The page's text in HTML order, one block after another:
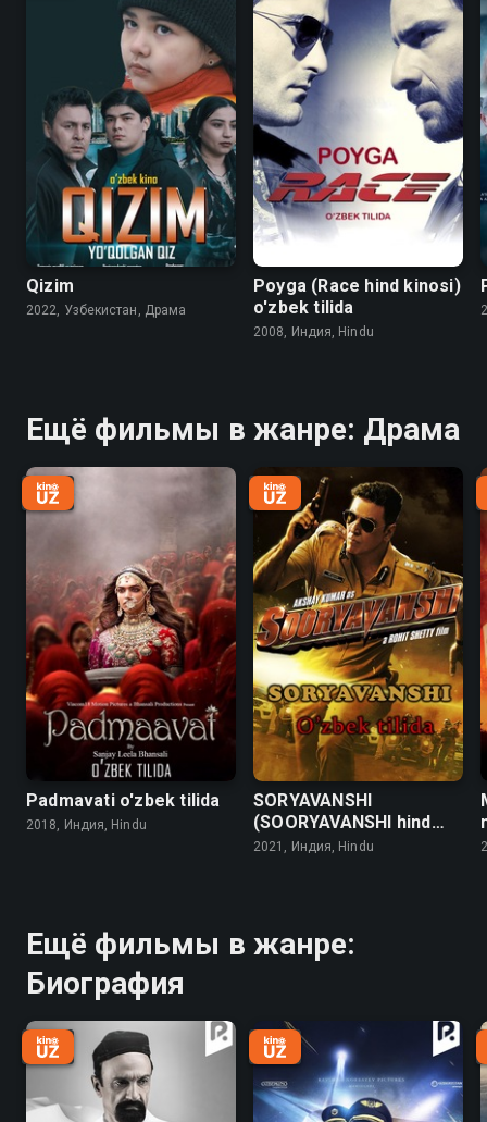
Qizim
2022, Узбекистан, Драма
Poyga (Race hind kinosi)
o'zbek tilida
2008, Индия, Hindu
Ещё фильмы в жанре: Драма
Padmavati o'zbek tilida
2018, Индия, Hindu
SORYAVANSHI
(SOORYAVANSHI hind
kinosi) o'zbek tilida
2021, Индия, Hindu
Ещё фильмы в жанре:
Биография